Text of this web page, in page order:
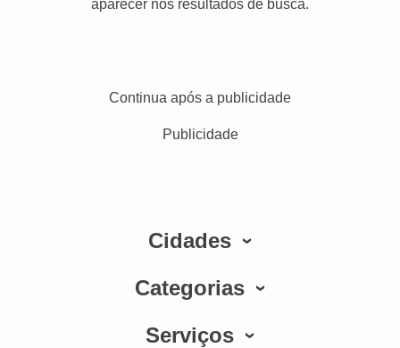
aparecer nos resultados de busca.
Continua após a publicidade
Publicidade
Cidades
Categorias
Serviços